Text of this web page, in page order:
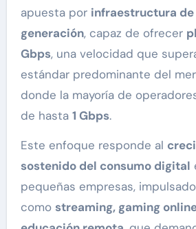
apuesta por infraestructura
generación, capaz de ofrecer
Gbps, una velocidad que
estándar predominante del
donde la mayoría de
de hasta 1 Gbps.
Este enfoque responde al
sostenido del consumo digital
pequeñas empresas,
como streaming, gaming